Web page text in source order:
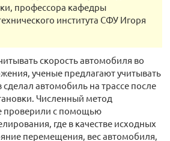
профессора кафедры
института СФУ Игоря
скорость автомобиля во
ученые предлагают учитывать
автомобиль на трассе после
Численный метод
проверили с помощью
где в качестве исходных
перемещения, вес автомобиля,